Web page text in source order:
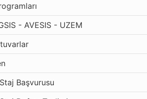
- AVESIS - UZEM
Başvurusu